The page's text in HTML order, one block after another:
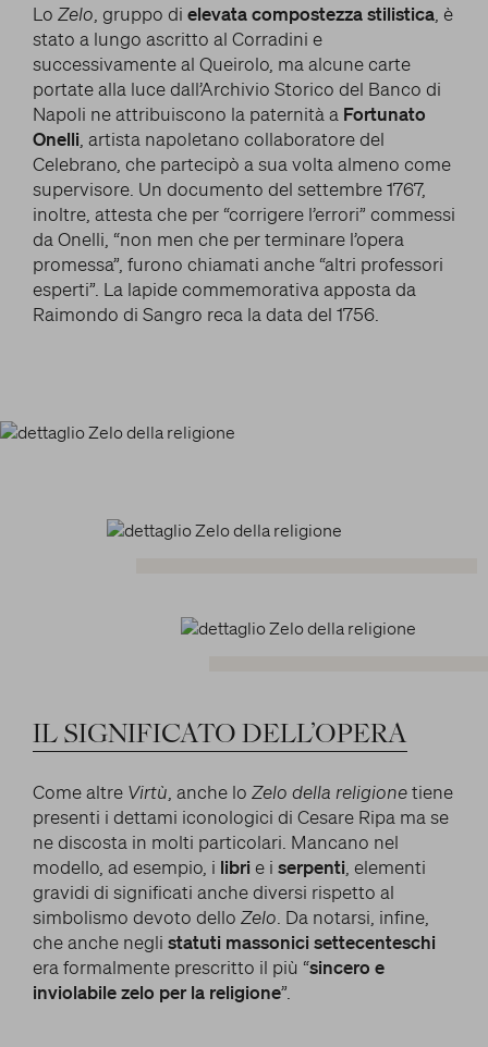
Lo Zelo , gruppo di elevata compostezza stilistica, è
stato a lungo ascritto al Corradini e
successivamente al Queirolo, ma alcune carte
portate alla luce dall’Archivio Storico del Banco di
Napoli ne attribuiscono la paternità a Fortunato
Onelli , artista napoletano collaboratore del
Celebrano, che partecipò a sua volta almeno come
supervisore. Un documento del settembre 1767,
inoltre, attesta che per “corrigere l’errori” commessi
da Onelli, “non men che per terminare l’opera
promessa”, furono chiamati anche “altri professori
esperti”. La lapide commemorativa apposta da
Raimondo di Sangro reca la data del 1756.
IL SIGNIFICATO DELL’OPERA
Come altre Virtù , anche lo Zelo della religionetiene
presenti i dettami iconologici di Cesare Ripa ma se
ne discosta in molti particolari. Mancano nel
modello, ad esempio, i libri e i serpenti , elementi
gravidi di significati anche diversi rispetto al
simbolismo devoto dello Zelo . Da notarsi, infine,
che anche negli statuti massonici settecenteschi
era formalmente prescritto il più “sincero e
inviolabile zelo per la religione”.